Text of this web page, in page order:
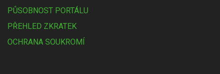
PŮSOBNOST PORTÁLU
PŘEHLED ZKRATEK
OCHRANA SOUKROMÍ